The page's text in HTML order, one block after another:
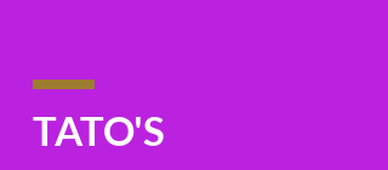
TATO'S